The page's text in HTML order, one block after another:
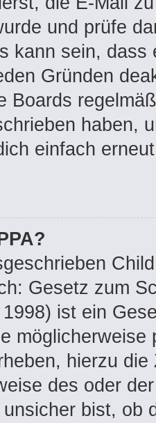
und prüfe
kann sein, dass
Gründen
Boards
haben,
einfach
Gesetz zum
ist ein
hierzu
des oder
bist, ob